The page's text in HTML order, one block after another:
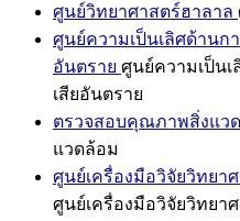
ศูนย์วิทยาศาสตร์ฮาลาล
ศูนย์ความเป็นเลิศด้านก
อันตราย ศูนย์ความเป็น
เสียอันตราย
ตรวจสอบคุณภาพสิ่งแว
แวดล้อม
ศูนย์เครื่องมือวิจัยวิทยา
ศูนย์เครื่องมือวิจัยวิทยา